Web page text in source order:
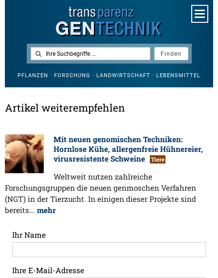
PFLANZEN · FORSCHUNG · LANDWIRTSCHAFT · LEBENSMITTEL
Artikel weiterempfehlen
Mit neuen genomischen Techniken:
Hornlose Kühe, allergenfreie Hühnereier,
virusresistente Schweine
Tiere
Weltweit nutzen zahlreiche
Forschungsgruppen die neuen genmoschen Verfahren
(NGT) in der Tierzucht. In einigen dieser Projekte sind
bereits… mehr
Ihr Name
Ihre E-Mail-Adresse